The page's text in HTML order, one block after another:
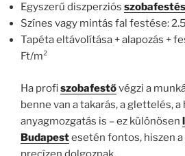
Egyszerű diszperziós szobafestés
Színes vagy mintás fal festése:
Tapéta eltávolítása + alapozás +
Ft/m²
Ha profiszobafestővégzi a
benne van a takarás, a glettelés, a
anyagmozgatás is – ez különösen
Budapestesetén fontos, hiszen